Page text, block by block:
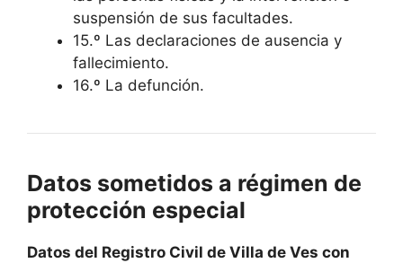
suspensión de sus facultades.
15.º Las declaraciones de ausencia y
fallecimiento.
16.º La defunción.
Datos sometidos a régimen de
protección especial
Datos del Registro Civil de Villa de Ves con